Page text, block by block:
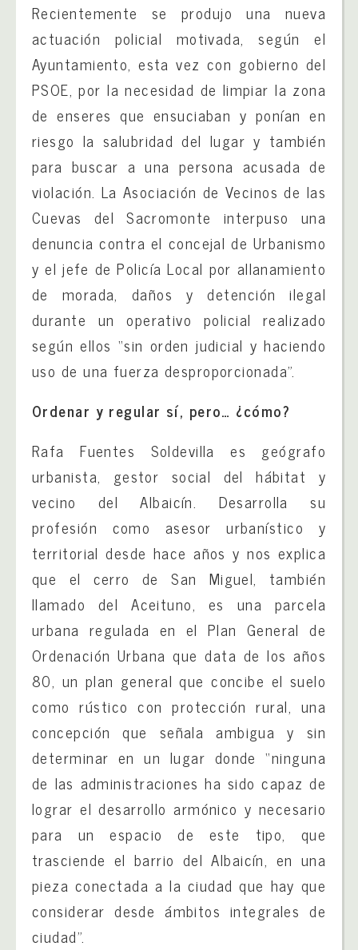
Recientemente se produjo una nueva
actuación policial motivada, según el
Ayuntamiento, esta vez con gobierno del
PSOE, por la necesidad de limpiar la zona
de enseres que ensuciaban y ponían en
riesgo la salubridad del lugar y también
para buscar a una persona acusada de
violación. La Asociación de Vecinos de las
Cuevas del Sacromonte interpuso una
denuncia contra el concejal de Urbanismo
y el jefe de Policía Local por allanamiento
de morada, daños y detención ilegal
durante un operativo policial realizado
según ellos “sin orden judicial y haciendo
uso de una fuerza desproporcionada”.
Ordenar y regular sí, pero… ¿cómo?
Rafa Fuentes Soldevilla es geógrafo
urbanista, gestor social del hábitat y
vecino del Albaicín. Desarrolla su
profesión como asesor urbanístico y
territorial desde hace años y nos explica
que el cerro de San Miguel, también
llamado del Aceituno, es una parcela
urbana regulada en el Plan General de
Ordenación Urbana que data de los años
80, un plan general que concibe el suelo
como rústico con protección rural, una
concepción que señala ambigua y sin
determinar en un lugar donde “ninguna
de las administraciones ha sido capaz de
lograr el desarrollo armónico y necesario
para un espacio de este tipo, que
trasciende el barrio del Albaicín, en una
pieza conectada a la ciudad que hay que
considerar desde ámbitos integrales de
ciudad”.